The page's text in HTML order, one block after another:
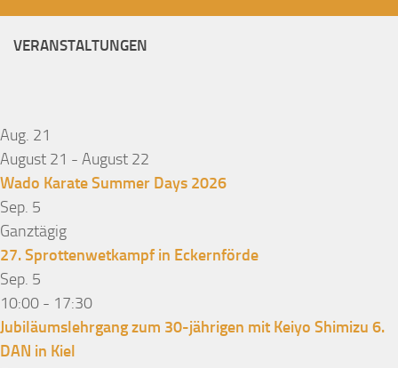
VERANSTALTUNGEN
Aug. 21
August 21 - August 22
Wado Karate Summer Days 2026
Sep. 5
Ganztägig
27. Sprottenwetkampf in Eckernförde
Sep. 5
10:00 - 17:30
Jubiläumslehrgang zum 30-jährigen mit Keiyo Shimizu 6.
DAN in Kiel